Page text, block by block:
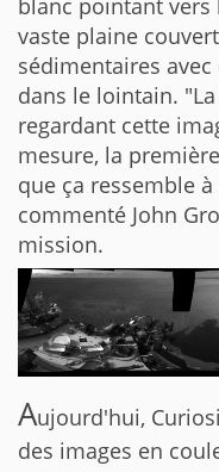
blanc pointant
vaste plaine
sédimentaires
dans le lointain.
regardant cette
mesure, la
que ça ressemble
commenté John
mission.
Aujourd'hui,
des images en